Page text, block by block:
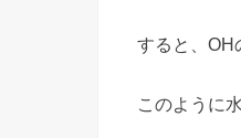
すると、OH
このように